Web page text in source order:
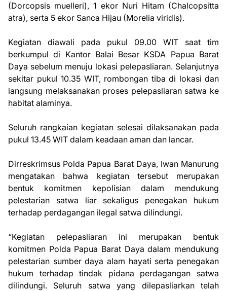
(Dorcopsis muelleri), 1 ekor Nuri Hitam (Chalcopsitta
atra), serta 5 ekor Sanca Hijau (Morelia viridis).
Kegiatan diawali pada pukul 09.00 WIT saat tim
berkumpul di Kantor Balai Besar KSDA Papua Barat
Daya sebelum menuju lokasi pelepasliaran. Selanjutnya
sekitar pukul 10.35 WIT, rombongan tiba di lokasi dan
langsung melaksanakan proses pelepasliaran satwa ke
habitat alaminya.
Seluruh rangkaian kegiatan selesai dilaksanakan pada
pukul 13.45 WIT dalam keadaan aman dan lancar.
Dirreskrimsus Polda Papua Barat Daya, Iwan Manurung
mengatakan bahwa kegiatan tersebut merupakan
bentuk komitmen kepolisian dalam mendukung
pelestarian satwa liar sekaligus penegakan hukum
terhadap perdagangan ilegal satwa dilindungi.
“Kegiatan pelepasliaran ini merupakan bentuk
komitmen Polda Papua Barat Daya dalam mendukung
pelestarian sumber daya alam hayati serta penegakan
hukum terhadap tindak pidana perdagangan satwa
dilindungi. Seluruh satwa yang dilepasliarkan telah